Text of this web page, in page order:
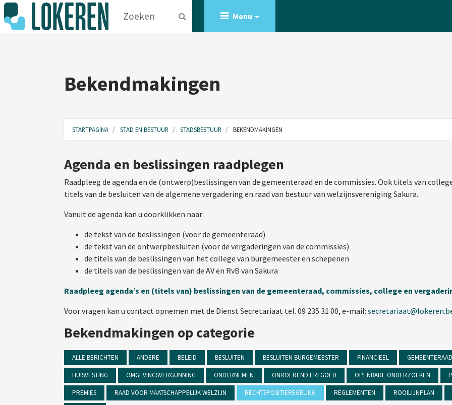
Menu
Bekendmakingen
STARTPAGINA STAD EN BESTUUR STADSBESTUUR BEKENDMAKINGEN
Agenda en beslissingen raadplegen
Raadpleeg de agenda en de (ontwerp)beslissingen van de gemeenteraad en de commissies. Ook titels van
titels van de besluiten van de algemene vergadering en raad van bestuur van welzijnsvereniging Sakura.
Vanuit de agenda kan u doorklikken naar:
de tekst van de beslissingen (voor de gemeenteraad)
de tekst van de ontwerpbesluiten (voor de vergaderingen van de commissies)
de titels van de beslissingen van het college van burgemeester en schepenen
de titels van de beslissingen van de AV en RvB van Sakura
Raadpleeg agenda’s en (titels van) beslissingen van de gemeenteraad, commissies, college en
Voor vragen kan u contact opnemen met de Dienst Secretariaat tel. 09 235 31 00, e-mail:
Bekendmakingen op categorie
ALLE BERICHTEN ANDERE BELEID BESLUITEN BESLUITEN BURGEMEESTER FINANCIEEL GEMEENTERAAD
HUISVESTING OMGEVINGSVERGUNNING ONDERNEMEN ONROEREND ERFGOED OPENBARE ONDERZOEKEN
PREMIES RAAD VOOR MAATSCHAPPELIJK WELZIJN RECHTSPOSITIEREGELING REGLEMENTEN ROOILIJNPLAN